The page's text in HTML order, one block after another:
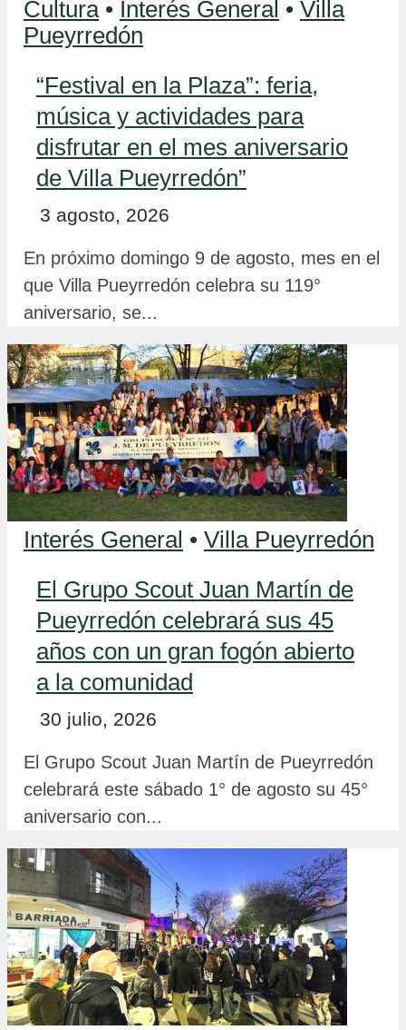
Cultura • Interés General • Villa
Pueyrredón
“Festival en la Plaza”: feria,
música y actividades para
disfrutar en el mes aniversario
de Villa Pueyrredón”
3 agosto, 2026
En próximo domingo 9 de agosto, mes en el
que Villa Pueyrredón celebra su 119°
aniversario, se...
Interés General • Villa Pueyrredón
El Grupo Scout Juan Martín de
Pueyrredón celebrará sus 45
años con un gran fogón abierto
a la comunidad
30 julio, 2026
El Grupo Scout Juan Martín de Pueyrredón
celebrará este sábado 1° de agosto su 45°
aniversario con...